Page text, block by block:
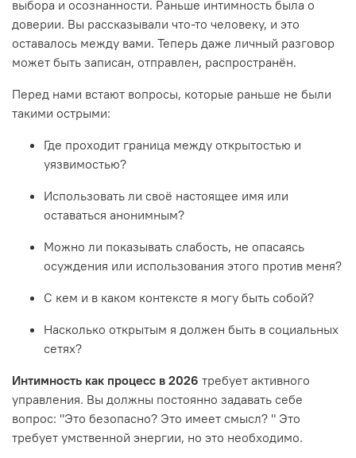
выбора и осознанности. Раньше интимность была о
доверии. Вы рассказывали что-то человеку, и это
оставалось между вами. Теперь даже личный разговор
может быть записан, отправлен, распространён.
Перед нами встают вопросы, которые раньше не были
такими острыми:
Где проходит граница между открытостью и
уязвимостью?
Использовать ли своё настоящее имя или
оставаться анонимным?
Можно ли показывать слабость, не опасаясь
осуждения или использования этого против меня?
С кем и в каком контексте я могу быть собой?
Насколько открытым я должен быть в социальных
сетях?
Интимность как процесс в 2026 требует активного
управления. Вы должны постоянно задавать себе
вопрос: "Это безопасно? Это имеет смысл? " Это
требует умственной энергии, но это необходимо.